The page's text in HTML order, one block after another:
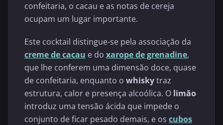
confeitaria, o cacau e as notas de cereja
ocupam um lugar importante.
Este cocktail distingue-se pela associação da
creme de cacau e do xarope de grenadine,
que lhe conferem uma dimensão doce, quase
de confeitaria, enquanto o whiskytraz
estrutura, calor e presença alcoólica. O limão
introduz uma tensão ácida que impede o
conjunto de ficar pesado demais, e os cubos